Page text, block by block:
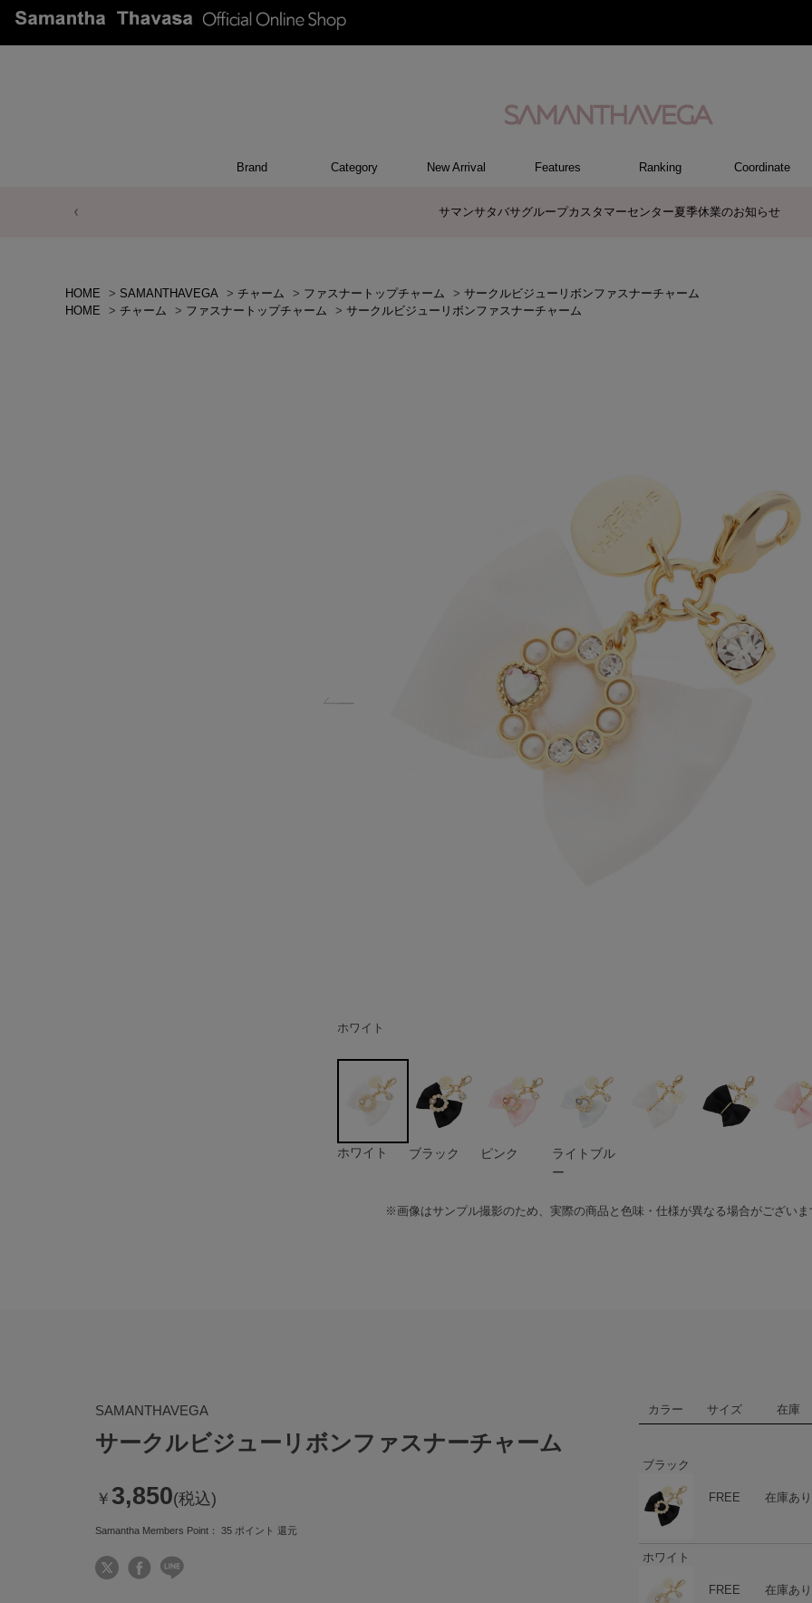
Brand Category
ハンドバッグ
トートバッグ/ブリーフ
ショルダーバッグ/ミニバッグ
ボストンバッグ
リュック/バックパック
バッグその他
パソコンケース/パソコンバッグ
A4対応/通勤通学バッグ
長財布
折財布/ミニ財布
コインケース/マルチケース
財布・小物その他
ポーチ
カードケース/名刺入れ
キーケース
パスケース
モバイルグッズ
ケース/ポーチその他
ファスナートップチャーム
バッグチャーム
チャームその他
リング
ネックレス
ピアス
イヤリング
ブレスレット/バングル
アクセサリーその他
トップス
ボトム
ワンピース
ジャケット/アウター
ファッショングッズ
アパレルその他
ポロシャツ(半袖)
ポロシャツ(長袖)
プルオーバー
パーカー
セーター/ベスト
ワンピース
New Arrival Features Ranking Coordinate
サマンサタバサグループカスタマーセンター夏季休業のお知らせ
HOME > SAMANTHAVEGA > チャーム > ファスナートップチャーム > サークルビジューリボンファスナーチャーム
HOME
> チャーム > ファスナートップチャーム > サークルビジューリボンファスナーチャーム
ホワイト
ブラック
ピンク
ライトブルー
ホワイト ブラック ピンク
ライトブル
ー
※画像はサンプル撮影のため、実際の商品と色味・仕様が異なる場合がございま
SAMANTHAVEGA
サークルビジューリボンファスナーチャーム
￥ 3,850(税込)
Samantha Members Point： 35ポイント 還元
カラー サイズ 在庫
ブラック
FREE 在庫あり
商品在庫
ホワイト
FREE 在庫あり
商品在庫